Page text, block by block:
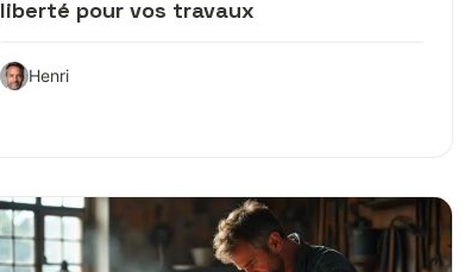
liberté pour vos travaux
Henri